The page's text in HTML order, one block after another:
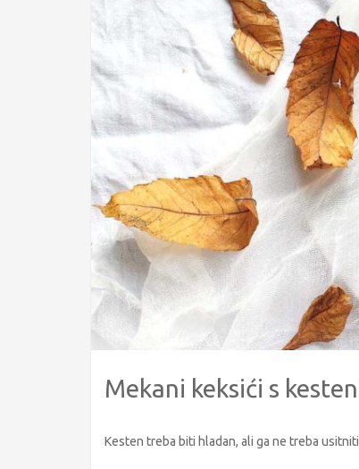
Mekani keksići s
Kesten treba biti hladan, ali ga ne treba